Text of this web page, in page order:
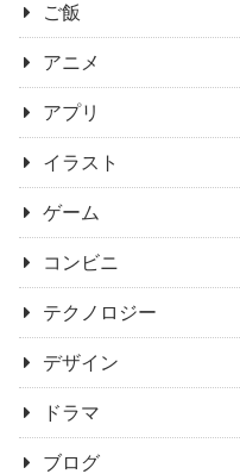
ご飯
アニメ
アプリ
イラスト
ゲーム
コンビニ
テクノロジー
デザイン
ドラマ
ブログ